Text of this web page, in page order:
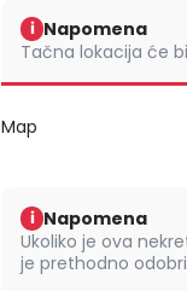
i Napomena
Tačna lokacija će
Map
i Napomena
Ukoliko je ova
je prethodno